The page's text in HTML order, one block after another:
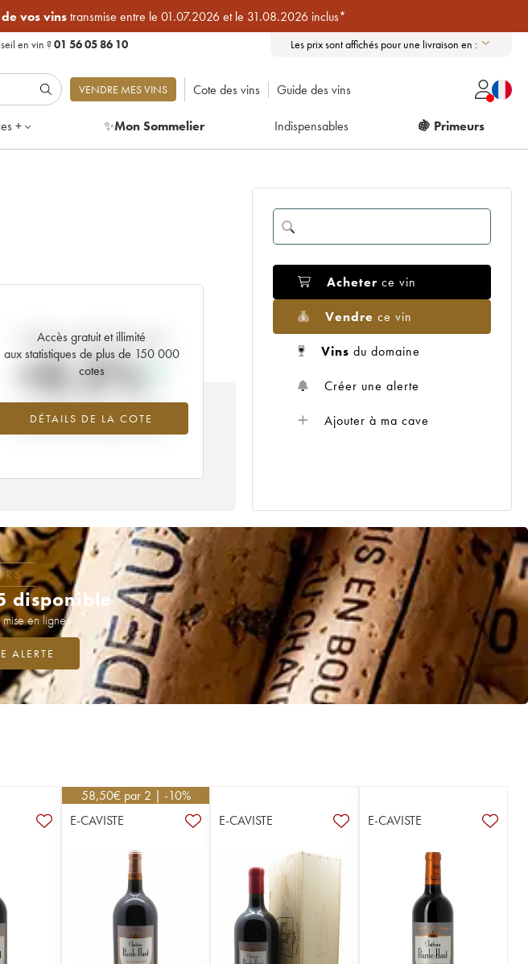
vos vinstransmise entre le 01.07.2026 et le 31.08.2026 inclus*
en vin ?01 56 05 86 10 Les prix sont affichés pour une livraison en :
VENDRE MES VINS Cote des vins Guide des vins
+ ✨Mon Sommelier Indispensables 🍇 Primeurs
Accès gratuit et illimité
aux statistiques de plus de 150 000
cotes
DÉTAILS DE LA COTE
Tendance actuelle de la cote
+0.2%
Tendance à la hausse du millésime
2022 en 2026 par rapport à 2025
Acheter ce vin
Vendre ce vin
Vins du domaine
Créer une alerte
Ajouter à ma cave
disponible
en ligne
ALERTE
58,50€ par 2 | -10%
E-CAVISTE
E-CAVISTE E-CAVISTE